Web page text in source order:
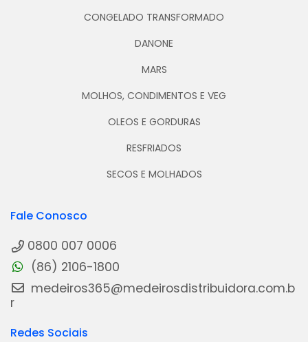
CONGELADO TRANSFORMADO
DANONE
MARS
MOLHOS, CONDIMENTOS E VEG
OLEOS E GORDURAS
RESFRIADOS
SECOS E MOLHADOS
Fale Conosco
0800 007 0006
(86) 2106-1800
medeiros365@medeirosdistribuidora.com.b
r
Redes Sociais